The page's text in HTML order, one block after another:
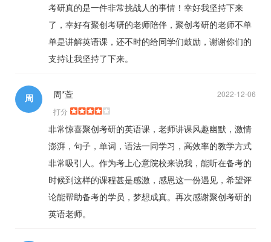
考研真的是一件非常挑战人的事情！幸好我坚持下来
了，幸好有聚创考研的老师陪伴，聚创考研的老师不单
单是讲解英语课，还不时的给同学们鼓励，谢谢你们的
支持让我坚持了下来。
周 2022-12-06
周*萱
打分
非常惊喜聚创考研的英语课，老师讲课风趣幽默，激情
澎湃，句子，单词，语法一同学习，高效率的教学方式
非常吸引人。作为考上心意院校来说我，能听在备考的
时候到这样的课程甚是感激，感恩这一份遇见，希望评
论能帮助备考的学员，梦想成真。再次感谢聚创考研的
英语老师。